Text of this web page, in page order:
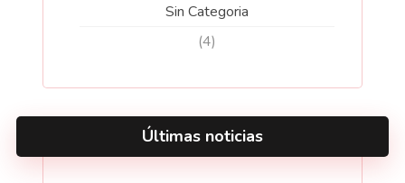
Sin Categoria
(4)
Últimas noticias